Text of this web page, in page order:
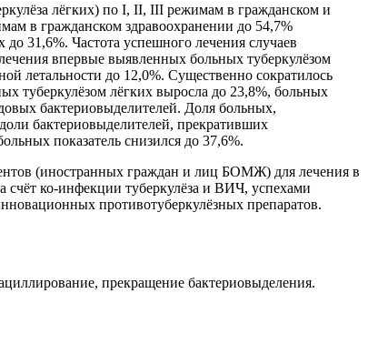
лёгких) по I, II, III режимам в гражданском и
в гражданском здравоохранении до 54,7%
31,6%. Частота успешного лечения случаев
впервые выявленных больных туберкулёзом
летальности до 12,0%. Существенно сократилось
туберкулёзом лёгких выросла до 23,8%, больных
бактериовыделителей. Доля больных,
бактериовыделителей, прекративших
показатель снизился до 37,6%.
(иностранных граждан и лиц БОМЖ) для лечения в
счёт ко-инфекции туберкулёза и ВИЧ, успехами
противотуберкулёзных препаратов.
прекращение бактериовыделения.